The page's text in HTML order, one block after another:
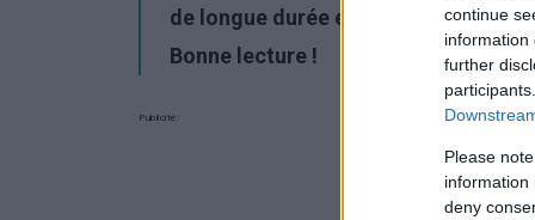
continue
information
further
Please
information
deny
de longue durée et les raisons pour
Bonne lecture !
Publicité: